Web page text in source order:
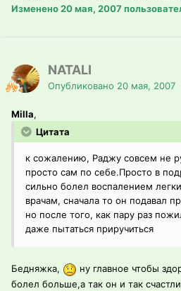
Изменено20 мая, 2007
NATALI
Опубликовано 20 мая, 2007
Milla,
Цитата
к сожалению, Раджу совсем не
просто сам по себе.Просто в
сильно болел воспалением
врачам, сначала то он подавал
но после того, как пару раз
даже пытаться приручиться
Бедняжка,
ну главное чтобы
болел больше,а так он и так